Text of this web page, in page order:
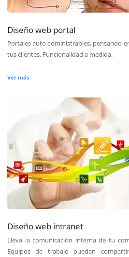
Diseño web portal
Portales auto administrables, pensando
tus clientes. Funcionalidad a medida.
Ver más
Diseño web intranet
Lleva la comunicación interna de tu
Equipos de trabajo puedan